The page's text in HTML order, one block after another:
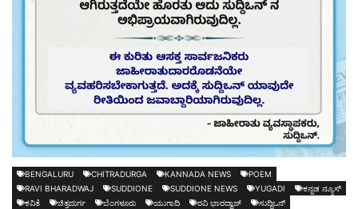
BENGALURU CHITRADURGA KANNADA NEWS
POEM
RAVI BHARADWAJ
SUDDIONE SUDDIONE NEWS YUGADI
ಕನ್ನಡ ನ್ಯೂಸ್
ಕವಿತೆ
ಚಿತ್ರದುರ್ಗ ಬೆಂಗಳೂರು ಯುಗಾದಿ ರವಿ ಭಾರದ್ವಾಜ್
ಸುದ್ದಿಒನ್